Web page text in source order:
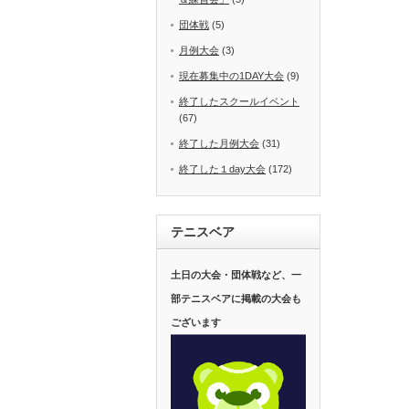
団体戦 (5)
月例大会 (3)
現在募集中の1DAY大会 (9)
終了したスクールイベント
(67)
終了した月例大会 (31)
終了した１day大会 (172)
テニスベア
土日の大会・団体戦など、一
部テニスベアに掲載の大会も
ございます